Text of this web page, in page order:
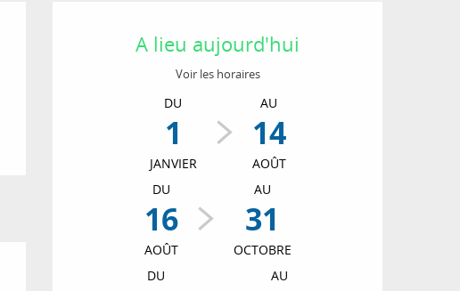
Ouverture et
A lieu aujourd'hui
Voir les horaires
DU
1
JANVIER
AU
14
AOÛT
DU
16
AOÛT
AU
31
OCTOBRE
DU
AU